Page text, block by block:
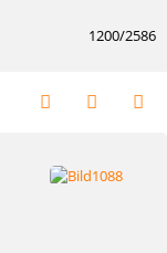
1200/2586